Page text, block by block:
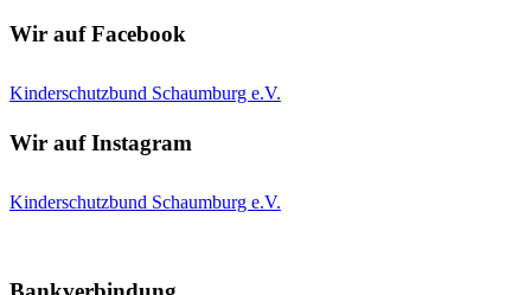
Wir auf Facebook
Kinderschutzbund Schaumburg e.V.
Wir auf Instagram
Kinderschutzbund Schaumburg e.V.